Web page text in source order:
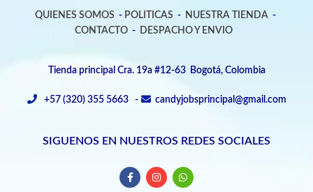
QUIENES SOMOS - POLITICAS - NUESTRA TIENDA -
CONTACTO- DESPACHO Y ENVIO
Tienda principal Cra. 19a #12-63 Bogotá, Colombia
+57 (320) 355 5663 - candyjobsprincipal@gmail.com
SIGUENOS EN NUESTROS REDES SOCIALES